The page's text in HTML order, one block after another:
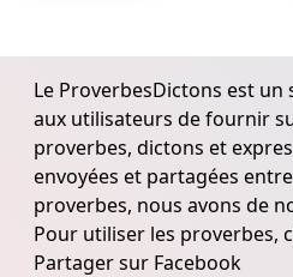
Le ProverbesDictons est
aux utilisateurs de fournir
proverbes, dictons et
envoyées et partagées
proverbes, nous avons de
Pour utiliser les proverbes,
Partager sur Facebook